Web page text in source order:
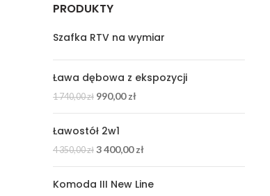
PRODUKTY
Szafka RTV na wymiar
Ława dębowa z ekspozycji
1 740,00zł 990,00zł
Ławostół 2w1
4 350,00zł 3 400,00zł
Komoda III New Line